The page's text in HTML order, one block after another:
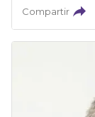
Compartir